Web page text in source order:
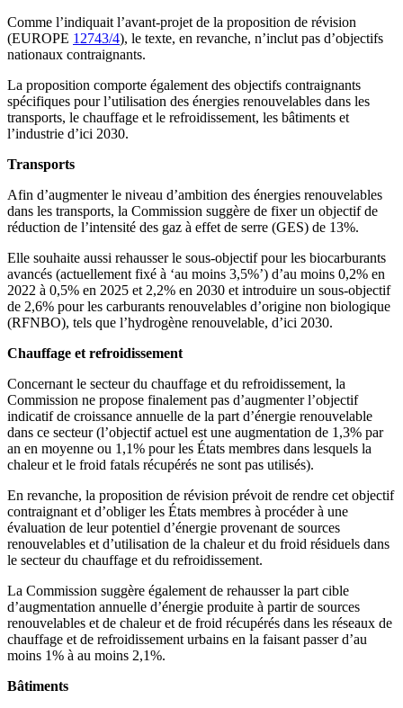
Comme l’indiquait l’avant-projet de la proposition de révision
(EUROPE 12743/4), le texte, en revanche, n’inclut pas d’objectifs
nationaux contraignants.
La proposition comporte également des objectifs contraignants
spécifiques pour l’utilisation des énergies renouvelables dans les
transports, le chauffage et le refroidissement, les bâtiments et
l’industrie d’ici 2030.
Transports
Afin d’augmenter le niveau d’ambition des énergies renouvelables
dans les transports, la Commission suggère de fixer un objectif de
réduction de l’intensité des gaz à effet de serre (GES) de 13%.
Elle souhaite aussi rehausser le sous-objectif pour les biocarburants
avancés (actuellement fixé à ‘au moins 3,5%’) d’au moins 0,2% en
2022 à 0,5% en 2025 et 2,2% en 2030 et introduire un sous-objectif
de 2,6% pour les carburants renouvelables d’origine non biologique
(RFNBO), tels que l’hydrogène renouvelable, d’ici 2030.
Chauffage et refroidissement
Concernant le secteur du chauffage et du refroidissement, la
Commission ne propose finalement pas d’augmenter l’objectif
indicatif de croissance annuelle de la part d’énergie renouvelable
dans ce secteur (l’objectif actuel est une augmentation de 1,3% par
an en moyenne ou 1,1% pour les États membres dans lesquels la
chaleur et le froid fatals récupérés ne sont pas utilisés).
En revanche, la proposition de révision prévoit de rendre cet objectif
contraignant et d’obliger les États membres à procéder à une
évaluation de leur potentiel d’énergie provenant de sources
renouvelables et d’utilisation de la chaleur et du froid résiduels dans
le secteur du chauffage et du refroidissement.
La Commission suggère également de rehausser la part cible
d’augmentation annuelle d’énergie produite à partir de sources
renouvelables et de chaleur et de froid récupérés dans les réseaux de
chauffage et de refroidissement urbains en la faisant passer d’au
moins 1% à au moins 2,1%.
Bâtiments